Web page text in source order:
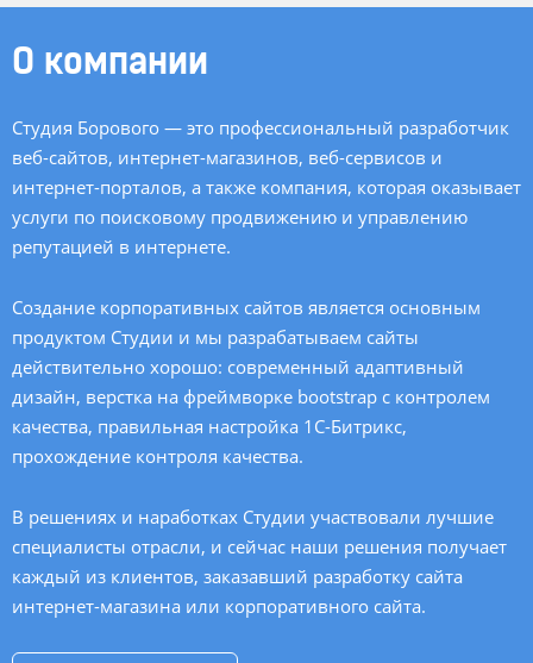
О компании
Студия Борового — это профессиональный разработчик
веб-сайтов, интернет-магазинов, веб-сервисов и
интернет-порталов, а также компания, которая оказывает
услуги по поисковому продвижению и управлению
репутацией в интернете.
Создание корпоративных сайтов является основным
продуктом Студии и мы разрабатываем сайты
действительно хорошо: современный адаптивный
дизайн, верстка на фреймворке bootstrap с контролем
качества, правильная настройка 1С-Битрикс,
прохождение контроля качества.
В решениях и наработках Студии участвовали лучшие
специалисты отрасли, и сейчас наши решения получает
каждый из клиентов, заказавший разработку сайта
интернет-магазина или корпоративного сайта.